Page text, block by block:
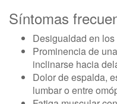
Síntomas
Desigualdad en
Prominencia de
inclinarse hacia
Dolor de espalda,
lumbar o entre